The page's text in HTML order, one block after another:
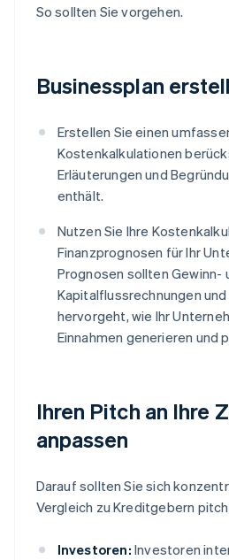
So sollten Sie vorgehen.
Businessplan
Erstellen Sie einen
Kostenkalkulationen
Erläuterungen und
enthält.
Nutzen Sie Ihre
Finanzprognosen für Ihr
Prognosen sollten Gewinn-
Kapitalflussrechnungen
hervorgeht, wie Ihr
Einnahmen generieren und
Ihren Pitch an Ihre
anpassen
Darauf sollten Sie sich
Vergleich zu Kreditgebern
Investoren: Investoren